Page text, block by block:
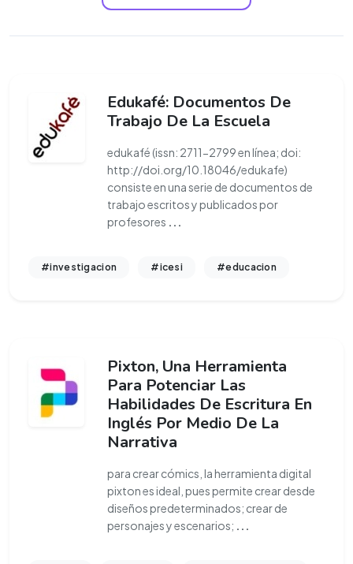
Edukafé: Documentos De
Trabajo De La Escuela
edukafé (issn: 2711-2799 en línea; doi:
http://doi.org/10.18046/edukafe)
consiste en una serie de documentos de
trabajo escritos y publicados por
profesores ...
#investigacion #icesi #educacion
Pixton, Una Herramienta
Para Potenciar Las
Habilidades De Escritura En
Inglés Por Medio De La
Narrativa
para crear cómics, la herramienta digital
pixton es ideal, pues permite crear desde
diseños predeterminados; crear de
personajes y escenarios; ...